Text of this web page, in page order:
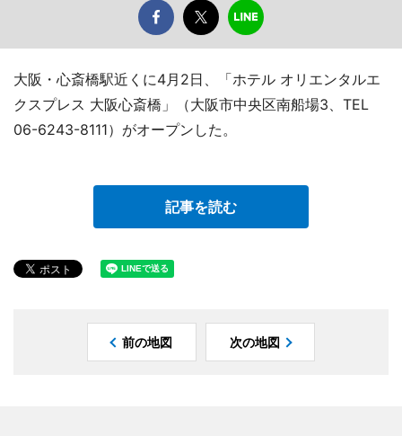
大阪・心斎橋駅近くに4月2日、「ホテル オリエンタルエ
クスプレス 大阪心斎橋」（大阪市中央区南船場3、TEL
06-6243-8111）がオープンした。
記事を読む
前の地図 次の地図